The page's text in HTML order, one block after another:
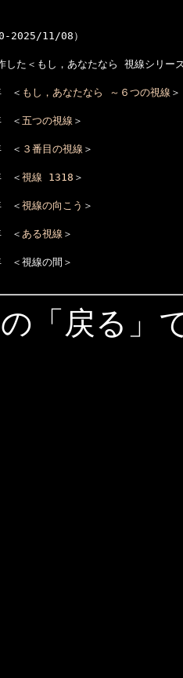
2025/11/08）
た＜もし，あなたなら 視線シリー
＜ もし，あなたなら ～６つの視線 ＞
＜ 五つの視線 ＞
＜ ３番目の視線 ＞
＜ 視線 1318 ＞
＜ 視線の向こう ＞
＜ ある視線 ＞
線の間＞
「戻る」